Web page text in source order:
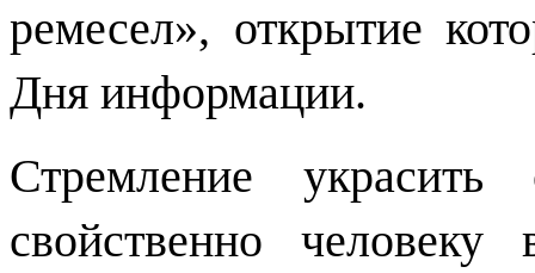
ремесел», открытие
Дня информации.
Стремление
свойственно